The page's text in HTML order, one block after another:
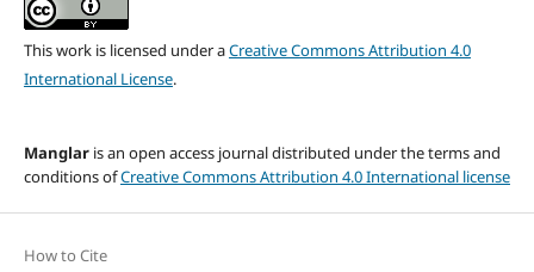
This work is licensed under aCreative Commons Attribution 4.0
International License.
Manglar is an open access journal distributed under the terms and
conditions ofCreative Commons Attribution 4.0 International license
How to Cite